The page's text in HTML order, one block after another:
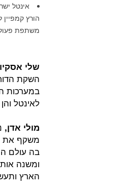
אינטל
משתפת
שלי
השקת
במערכות
לאינטל
מולי אדן,
משקף את
בה עולם
ומשנה
הארץ